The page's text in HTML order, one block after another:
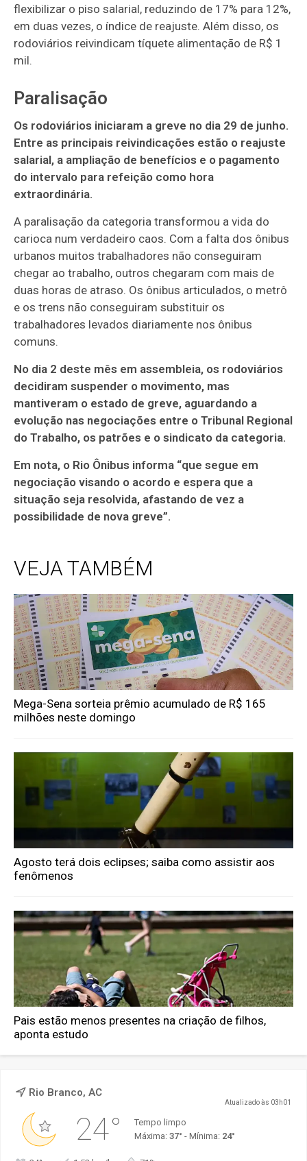
flexibilizar o piso salarial, reduzindo de 17% para 12%,
em duas vezes, o índice de reajuste. Além disso, os
rodoviários reivindicam tíquete alimentação de R$ 1
mil.
Paralisação
Os rodoviários iniciaram a greve no dia 29 de junho.
Entre as principais reivindicações estão o reajuste
salarial, a ampliação de benefícios e o pagamento
do intervalo para refeição como hora
extraordinária.
A paralisação da categoria transformou a vida do
carioca num verdadeiro caos. Com a falta dos ônibus
urbanos muitos trabalhadores não conseguiram
chegar ao trabalho, outros chegaram com mais de
duas horas de atraso. Os ônibus articulados, o metrô
e os trens não conseguiram substituir os
trabalhadores levados diariamente nos ônibus
comuns.
No dia 2 deste mês em assembleia, os rodoviários
decidiram suspender o movimento, mas
mantiveram o estado de greve, aguardando a
evolução nas negociações entre o Tribunal Regional
do Trabalho, os patrões e o sindicato da categoria.
Em nota, o Rio Ônibus informa “que segue em
negociação visando o acordo e espera que a
situação seja resolvida, afastando de vez a
possibilidade de nova greve”.
VEJA TAMBÉM
Mega-Sena sorteia prêmio acumulado de R$ 165
milhões neste domingo
Agosto terá dois eclipses; saiba como assistir aos
fenômenos
Pais estão menos presentes na criação de filhos,
aponta estudo
Rio Branco, AC
Atualizado às 03h01
24°
Tempo limpo
Máxima: 37° - Mínima: 24°